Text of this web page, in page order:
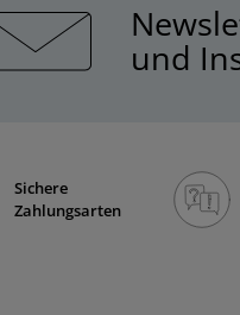
und
Sichere
Zahlungsarten